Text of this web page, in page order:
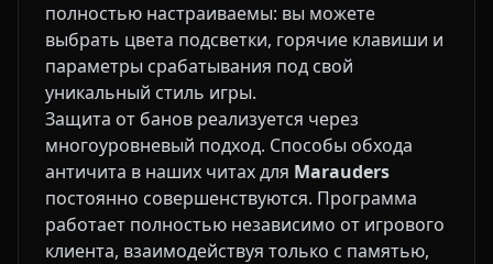
полностью настраиваемы: вы можете
выбрать цвета подсветки, горячие клавиши и
параметры срабатывания под свой
уникальный стиль игры.
Защита от банов реализуется через
многоуровневый подход. Способы обхода
античита в наших читах для Marauders
постоянно совершенствуются. Программа
работает полностью независимо от игрового
клиента, взаимодействуя только с памятью,